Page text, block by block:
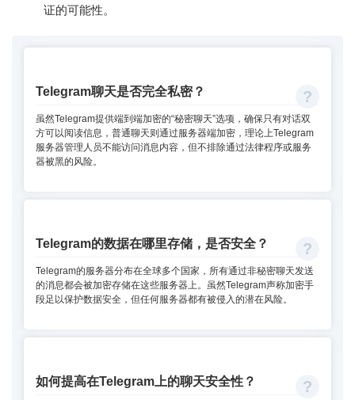
证的可能性。
Telegram聊天是否完全私密？
虽然Telegram提供端到端加密的“秘密聊天”选项，确保只有对话双
方可以阅读信息，普通聊天则通过服务器端加密，理论上Telegram
服务器管理人员不能访问消息内容，但不排除通过法律程序或服务
器被黑的风险。
Telegram的数据在哪里存储，是否安全？
Telegram的服务器分布在全球多个国家，所有通过非秘密聊天发送
的消息都会被加密存储在这些服务器上。虽然Telegram声称加密手
段足以保护数据安全，但任何服务器都有被侵入的潜在风险。
如何提高在Telegram上的聊天安全性？